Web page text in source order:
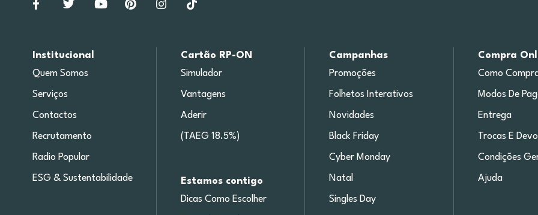
Institucional
Quem Somos
Serviços
Contactos
Recrutamento
Radio Popular
ESG & Sustentabilidade
Cartão RP-ON
Simulador
Vantagens
Aderir
(TAEG 18.5%)
Estamos contigo
Dicas Como Escolher
Campanhas
Promoções
Folhetos Interativos
Novidades
Black Friday
Cyber Monday
Natal
Singles Day
Compra
Como
Modos De
Entrega
Trocas E
Condições
Ajuda